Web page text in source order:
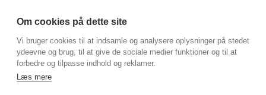
Nyhedsbrev
Stens Læderhandel ApS
Log ind
Om cookies på dette site
Vi bruger cookies til at indsamle og analysere oplysninger på stedet
ydeevne og brug, til at give de sociale medier funktioner og til at
forbedre og tilpasse indhold og reklamer.
Læs mere